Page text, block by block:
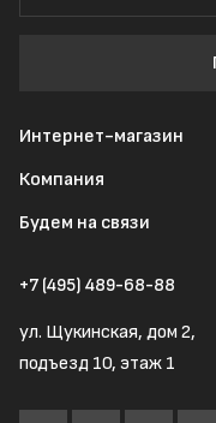
Интернет-магазин
Компания
Будем на связи
+7 (495) 489-68-88
ул. Щукинская, дом 2,
подъезд 10, этаж 1